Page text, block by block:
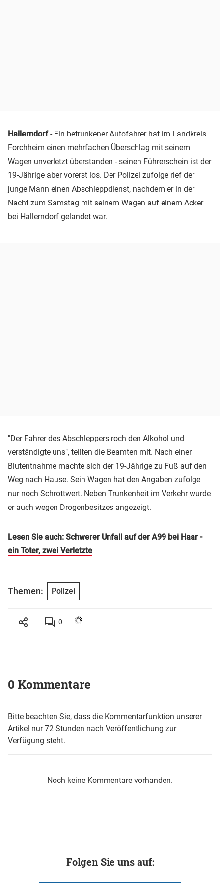
Hallerndorf- Ein betrunkener Autofahrer hat im Landkreis
Forchheim einen mehrfachen Überschlag mit seinem
Wagen unverletzt überstanden - seinen Führerschein ist der
19-Jährige aber vorerst los. Der Polizei zufolge rief der
junge Mann einen Abschleppdienst, nachdem er in der
Nacht zum Samstag mit seinem Wagen auf einem Acker
bei Hallerndorf gelandet war.
"Der Fahrer des Abschleppers roch den Alkohol und
verständigte uns", teilten die Beamten mit. Nach einer
Blutentnahme machte sich der 19-Jährige zu Fuß auf den
Weg nach Hause. Sein Wagen hat den Angaben zufolge
nur noch Schrottwert. Neben Trunkenheit im Verkehr wurde
er auch wegen Drogenbesitzes angezeigt.
Lesen Sie auch: Schwerer Unfall auf der A99 bei Haar -
ein Toter, zwei Verletzte
Themen: Polizei
0
0 Kommentare
Bitte beachten Sie, dass die Kommentarfunktion unserer
Artikel nur 72 Stunden nach Veröffentlichung zur
Verfügung steht.
Noch keine Kommentare vorhanden.
Folgen Sie uns auf: